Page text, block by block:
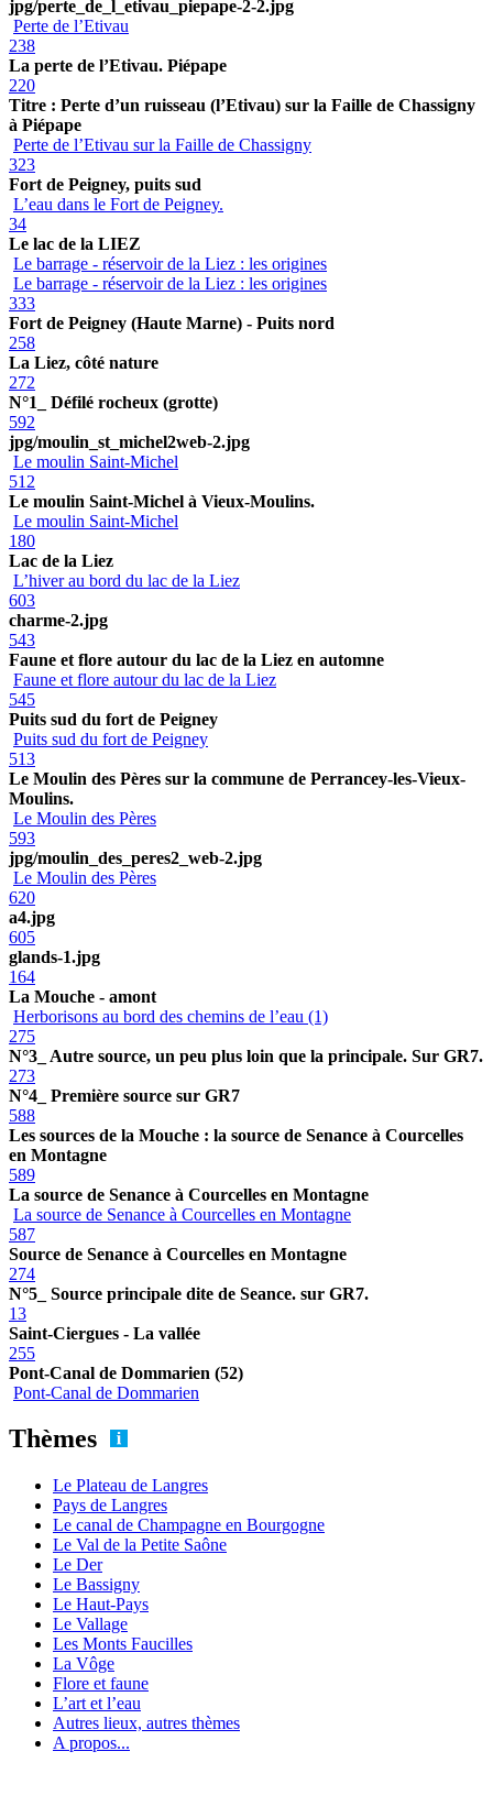
jpg/perte_de_l_etivau_piepape-2-2.jpg
Perte de l’Etivau
238
La perte de l’Etivau. Piépape
220
Titre : Perte d’un ruisseau (l’Etivau) sur la Faille de Chassigny
à Piépape
Perte de l’Etivau sur la Faille de Chassigny
323
Fort de Peigney, puits sud
L’eau dans le Fort de Peigney.
34
Le lac de la LIEZ
Le barrage - réservoir de la Liez : les origines
Le barrage - réservoir de la Liez : les origines
333
Fort de Peigney (Haute Marne) - Puits nord
258
La Liez, côté nature
272
N°1_ Défilé rocheux (grotte)
592
jpg/moulin_st_michel2web-2.jpg
Le moulin Saint-Michel
512
Le moulin Saint-Michel à Vieux-Moulins.
Le moulin Saint-Michel
180
Lac de la Liez
L’hiver au bord du lac de la Liez
603
charme-2.jpg
543
Faune et flore autour du lac de la Liez en automne
Faune et flore autour du lac de la Liez
545
Puits sud du fort de Peigney
Puits sud du fort de Peigney
513
Le Moulin des Pères sur la commune de Perrancey-les-Vieux-
Moulins.
Le Moulin des Pères
593
jpg/moulin_des_peres2_web-2.jpg
Le Moulin des Pères
620
a4.jpg
605
glands-1.jpg
164
La Mouche - amont
Herborisons au bord des chemins de l’eau (1)
275
N°3_ Autre source, un peu plus loin que la principale. Sur GR7.
273
N°4_ Première source sur GR7
588
Les sources de la Mouche : la source de Senance à Courcelles
en Montagne
589
La source de Senance à Courcelles en Montagne
La source de Senance à Courcelles en Montagne
587
Source de Senance à Courcelles en Montagne
274
N°5_ Source principale dite de Seance. sur GR7.
13
Saint-Ciergues - La vallée
255
Pont-Canal de Dommarien (52)
Pont-Canal de Dommarien
Thèmes
Le Plateau de Langres
Pays de Langres
Le canal de Champagne en Bourgogne
Le Val de la Petite Saône
Le Der
Le Bassigny
Le Haut-Pays
Le Vallage
Les Monts Faucilles
La Vôge
Flore et faune
L’art et l’eau
Autres lieux, autres thèmes
A propos...